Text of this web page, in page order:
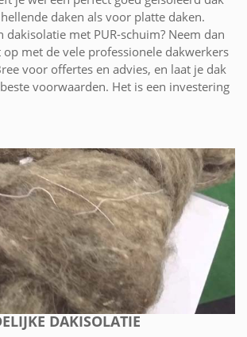
daken als voor platte daken.
dakisolatie met PUR-schuim? Neem dan
met de vele professionele dakwerkers
voor offertes en advies, en laat je dak
voorwaarden. Het is een investering
DAKISOLATIE